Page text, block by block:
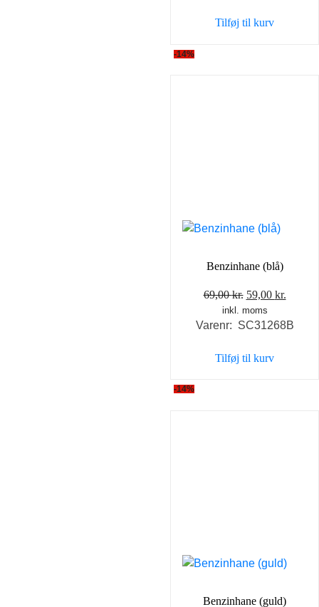
35,00 kr..
Tilføj til kurv
-14%
Benzinhane (blå)
69,00kr. Den
oprindelige
pris
69,00 kr..
59,00 kr.
pris
inkl. moms
Varenr: SC31268B
Tilføj til kurv
-14%
Benzinhane (guld)